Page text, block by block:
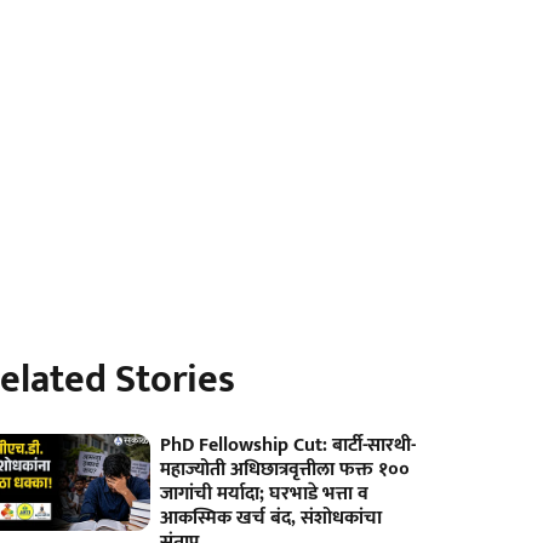
Stories
PhD Fellowship Cut: बार्टी-सारथी-
महाज्योती अधिछात्रवृत्तीला फक्त १००
जागांची मर्यादा; घरभाडे भत्ता व
आकस्मिक खर्च बंद, संशोधकांचा